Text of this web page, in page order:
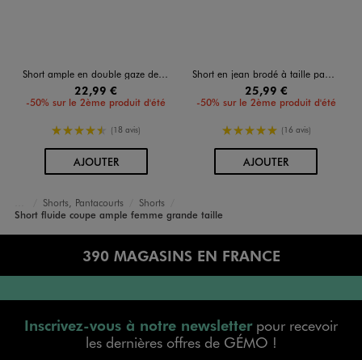
Short ample en double gaze de coton femme grande taille
22,99 €
-50% sur le 2ème produit d'été
4.5/5 de moyenne
(18 avis)
AJOUTERAU PANIER
Short en jean brodé à taille paper bag femme grande taille
25,99 €
-50% sur le 2ème produit d'été
5/5 de moyenne
(16 avis)
AJOUTERAU PANIER
Accueil
Femme
Vêtements
Shorts, Pantacourts
Shorts
Short fluide coupe ample femme grande taille
390 MAGASINS EN FRANCE
Inscrivez-vous à notre newsletterpour recevoir
les dernières offres de GÉMO !